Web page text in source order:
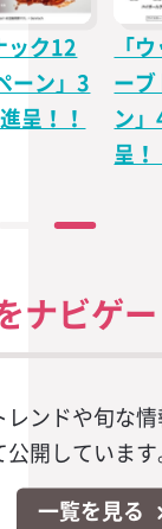
ック12
ーン」3
呈！！
「
ー
ン
呈！
ナビゲ
ンドや旬な
開しています
一覧を見る